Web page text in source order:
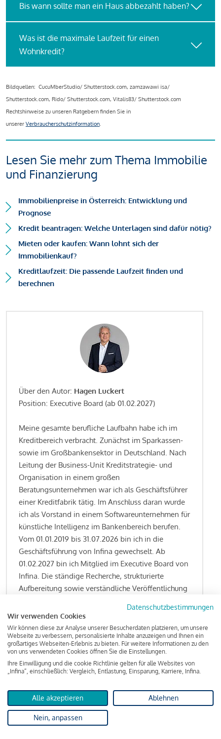
Bis wann sollte man ein Haus abbezahlt haben?
Was ist die maximale Laufzeit für einen
Wohnkredit?
Bildquellen: CucuMberStudio/ Shutterstock.com, zamzawawi isa/
Shutterstock.com, Rido/ Shutterstock.com, Vitalis83/ Shutterstock.com
Rechtshinweise zu unseren Ratgebern finden Sie in
unserer Verbraucherschutzinformation.
Lesen Sie mehr zum Thema Immobilie
und Finanzierung
Immobilienpreise in Österreich: Entwicklung und
Prognose
Kredit beantragen: Welche Unterlagen sind dafür nötig?
Mieten oder kaufen: Wann lohnt sich der
Immobilienkauf?
Kreditlaufzeit: Die passende Laufzeit finden und
berechnen
Über den Autor: Hagen Luckert
Position: Executive Board (ab 01.02.2027)
Meine gesamte berufliche Laufbahn habe ich im
Kreditbereich verbracht. Zunächst im Sparkassen-
sowie im Großbankensektor in Deutschland. Nach
Leitung der Business-Unit Kreditstrategie- und
Organisation in einem großen
Beratungsunternehmen war ich als Geschäftsführer
einer Kreditfabrik tätig. Im Anschluss daran wurde
ich als Vorstand in einem Softwareunternehmen für
künstliche Intelligenz im Bankenbereich berufen.
Vom 01.01.2019 bis 31.07.2026 bin ich in die
Geschäftsführung von Infina gewechselt. Ab
01.02.2027 bin ich Mitglied im Executive Board von
Infina. Die ständige Recherche, strukturierte
Aufbereitung sowie verständliche Veröffentlichung
Kreditgeschäft gehören zu den wesentlichen
Schwerpunktsetzungen meiner Funktion.
Lesen Sie meine Finanzierungs-Tipps
KreditindexDas Wohnkredit Barometer
Datenschutzbestimmungen
Wir verwenden Cookies
Wir können diese zur Analyse unserer Besucherdaten platzieren, um unsere
Webseite zu verbessern, personalisierte Inhalte anzuzeigen und Ihnen ein
großartiges Webseiten-Erlebnis zu bieten. Für weitere Informationen zu den
von uns verwendeten Cookies öffnen Sie die Einstellungen.
Ihre Einwilligung und die cookie Richtlinie gelten für alle Websites von
„Infina“, einschließlich: Vergleich, Entlastung, Einsparung, Karriere, Infina.
Alle akzeptieren Ablehnen
Nein, anpassen